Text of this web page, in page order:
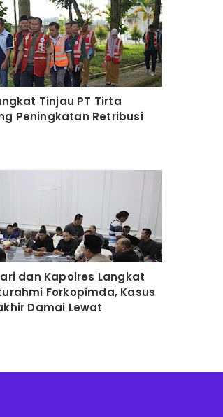
Tinjau PT Tirta
Peningkatan Retribusi
dan Kapolres Langkat
Forkopimda, Kasus
Damai Lewat